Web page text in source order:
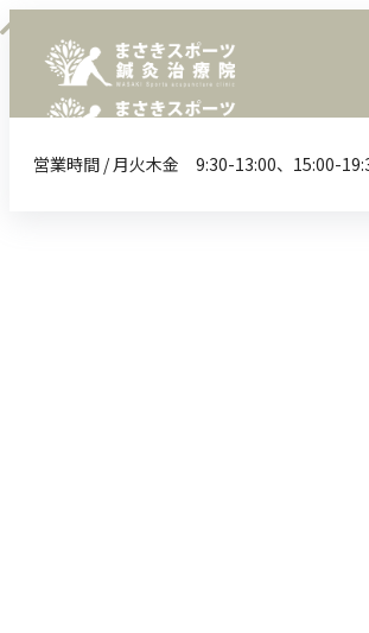
営業時間 / 月火木金 9:30-13:00、15:00-